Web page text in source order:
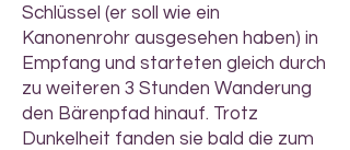
Schlüssel (er soll wie ein
Kanonenrohr ausgesehen haben) in
Empfang und starteten gleich durch
zu weiteren 3 Stunden Wanderung
den Bärenpfad hinauf. Trotz
Dunkelheit fanden sie bald die zum